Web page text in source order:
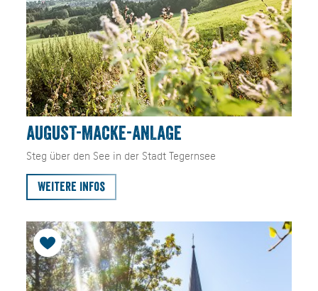
AUGUST-MACKE-ANLAGE
Steg über den See in der Stadt Tegernsee
Weitere Infos